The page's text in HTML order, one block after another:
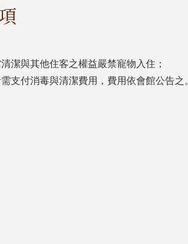
潔與其他住客之權益嚴禁寵物入住；
支付消毒與清潔費用，費用依會館公告之。